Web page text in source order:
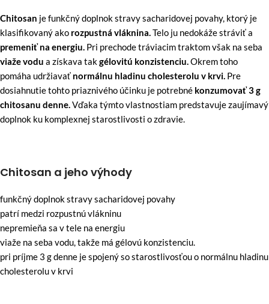
Chitosan je funkčný doplnok stravy sacharidovej povahy, ktorý je
klasifikovaný ako rozpustná vláknina.Telo ju nedokáže stráviťa
premeniť na energiu. Pri prechode tráviacim traktom však na seba
viaže vodu a získava takgélovitú konzistenciu.Okrem toho
pomáha udržiavať normálnu hladinu cholesterolu v krvi. Pre
dosiahnutie tohto priaznivého účinku je potrebné konzumovať 3 g
chitosanu denne.Vďaka týmto vlastnostiam predstavuje zaujímavý
doplnok ku komplexnej starostlivosti o zdravie.
Chitosan a jeho výhody
funkčný doplnok stravy sacharidovej povahy
patrí medzi rozpustnú vlákninu
nepremieňa sa v tele na energiu
viaže na seba vodu, takže má gélovú konzistenciu.
pri príjme 3 g denne je spojený so starostlivosťou o normálnu hladinu
cholesterolu v krvi